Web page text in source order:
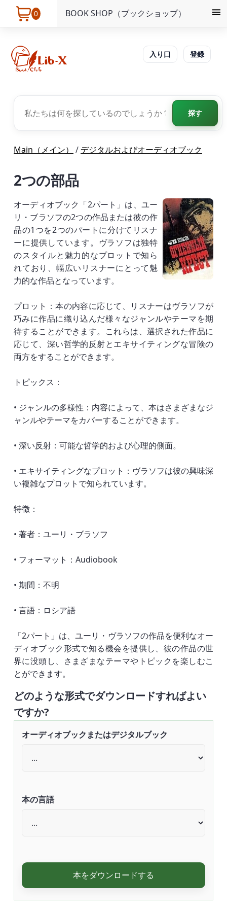
0 BOOK SHOP（ブックショップ）
入り口 登録
探す
Main（メイン） / デジタルおよびオーディオブック
2つの部品
オーディオブック「2パート」は、ユー
リ・ブラソフの2つの作品または彼の作
品の1つを2つのパートに分けてリスナ
ーに提供しています。ヴラソフは独特
のスタイルと魅力的なプロットで知ら
れており、幅広いリスナーにとって魅
力的な作品となっています。
プロット：本の内容に応じて、リスナーはヴラソフが
巧みに作品に織り込んだ様々なジャンルやテーマを期
待することができます。これらは、選択された作品に
応じて、深い哲学的反射とエキサイティングな冒険の
両方をすることができます。
トピックス：
• ジャンルの多様性：内容によって、本はさまざまなジ
ャンルやテーマをカバーすることができます。
• 深い反射：可能な哲学的および心理的側面。
• エキサイティングなプロット：ヴラソフは彼の興味深
い複雑なプロットで知られています。
特徴：
• 著者：ユーリ・ブラソフ
• フォーマット：Audiobook
• 期間：不明
• 言語：ロシア語
「2パート」は、ユーリ・ヴラソフの作品を便利なオー
ディオブック形式で知る機会を提供し、彼の作品の世
界に没頭し、さまざまなテーマやトピックを楽しむこ
とができます。
どのような形式でダウンロードすればよい
ですか?
オーディオブックまたはデジタルブック
本の言語
本をダウンロードする